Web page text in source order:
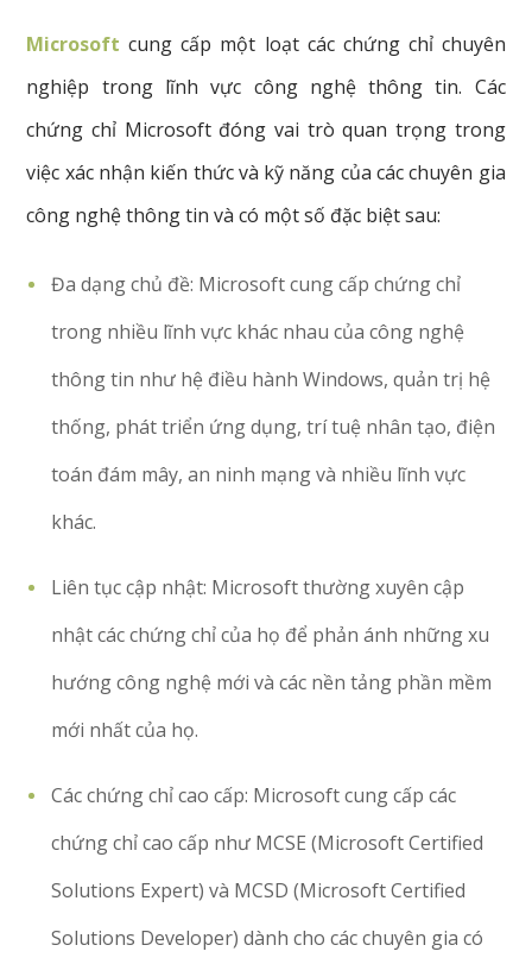
Microsoft cung cấp một loạt các chứng chỉ chuyên
nghiệp trong lĩnh vực công nghệ thông tin. Các
chứng chỉ Microsoft đóng vai trò quan trọng trong
việc xác nhận kiến thức và kỹ năng của các chuyên gia
công nghệ thông tin và có một số đặc biệt sau:
Đa dạng chủ đề: Microsoft cung cấp chứng chỉ
trong nhiều lĩnh vực khác nhau của công nghệ
thông tin như hệ điều hành Windows, quản trị hệ
thống, phát triển ứng dụng, trí tuệ nhân tạo, điện
toán đám mây, an ninh mạng và nhiều lĩnh vực
khác.
Liên tục cập nhật: Microsoft thường xuyên cập
nhật các chứng chỉ của họ để phản ánh những xu
hướng công nghệ mới và các nền tảng phần mềm
mới nhất của họ.
Các chứng chỉ cao cấp: Microsoft cung cấp các
chứng chỉ cao cấp như MCSE (Microsoft Certified
Solutions Expert) và MCSD (Microsoft Certified
Solutions Developer) dành cho các chuyên gia có